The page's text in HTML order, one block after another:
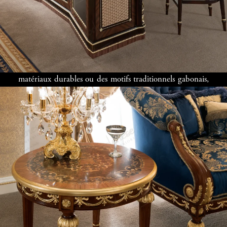
investir dans un cadre de vie qui allie beauté et praticité.
Cette ville dynamique offre un terrain fertile pour des
designs uniques. Les habitants recherchent souvent des
solutions qui intègrent des éléments locaux, comme des
matériaux durables ou des motifs traditionnels gabonais,
pour créer une harmonie entre modernité et héritage
culturel. Ainsi, la décoration intérieure devient un moyen
de célébrer l’identité locale tout en répondant aux
besoins contemporains.
Les Services
Offerts par un
Décorateur